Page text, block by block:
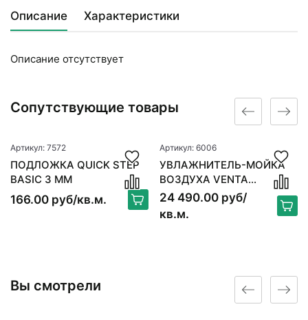
Описание Характеристики
Описание отсутствует
Сопутствующие товары
Артикул: 7572
ПОДЛОЖКА QUICK STEP
BASIC 3 ММ
166.00 руб/кв.м.
Артикул: 6006
УВЛАЖНИТЕЛЬ-МОЙКА
ВОЗДУХА VENTA
ORIGINAL LW15, БЕЛЫЙ
24 490.00 руб/
кв.м.
Вы смотрели